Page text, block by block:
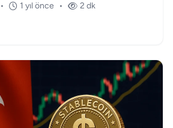
• 1 yıl önce • 2 dk